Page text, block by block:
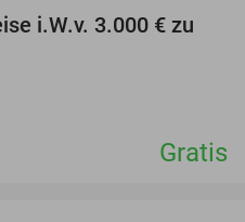
i.W.v. 3.000 € zu
Gratis